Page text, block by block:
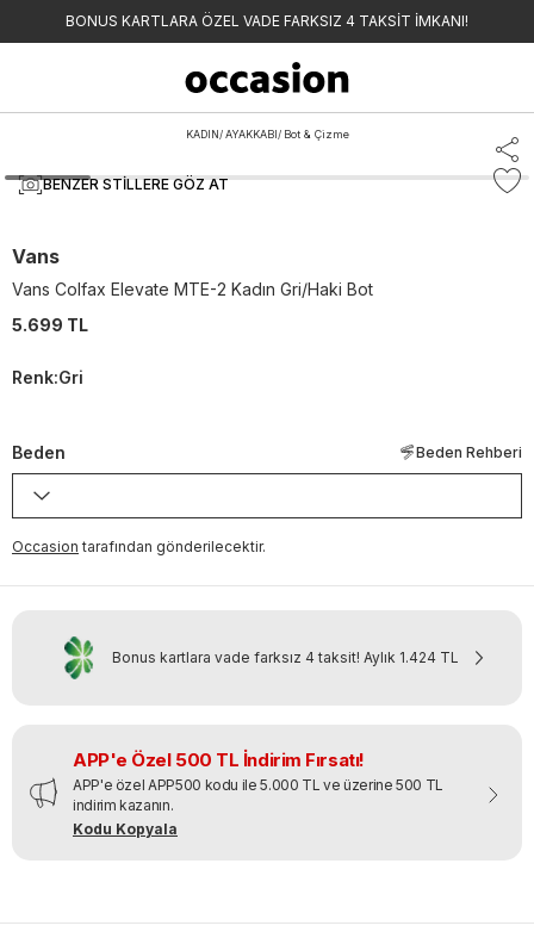
BONUS KARTLARA ÖZEL VADE FARKSIZ 4 TAKSİT İMKANI!
KADIN/ AYAKKABI/ Bot & Çizme
BENZER STILLERE GÖZ AT
Vans
Vans Colfax Elevate MTE-2 Kadın Gri/Haki Bot
5.699 TL
Renk:Gri
Beden Beden Rehberi
Occasion tarafından gönderilecektir.
Bonus kartlara vade farksız 4 taksit! Aylık 1.424 TL
APP'e Özel 500 TL İndirim Fırsatı!
APP'e özel APP500 kodu ile 5.000 TL ve üzerine 500 TL
indirim kazanın.
Kodu Kopyala